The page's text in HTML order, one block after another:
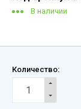
В наличии
Количество: